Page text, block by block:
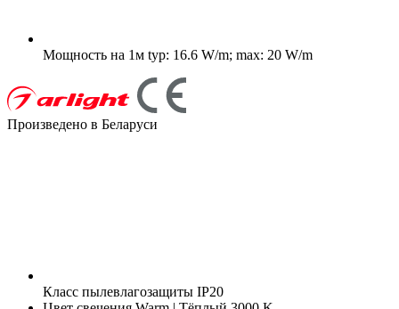
Мощность на 1м typ: 16.6 W/m; max: 20 W/m
Произведено в Беларуси
Класс пылевлагозащиты IP20